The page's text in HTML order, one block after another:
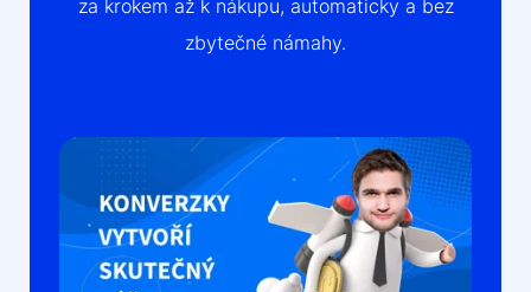
za krokem až k nákupu, automaticky a bez
zbytečné námahy.